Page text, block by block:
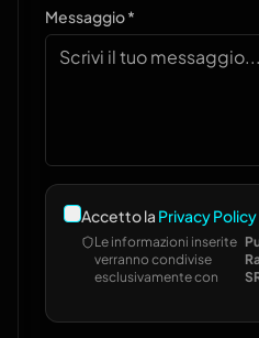
Messaggio *
Accetto la Privacy Policy
Le informazioni inserite
verranno condivise
esclusivamente con